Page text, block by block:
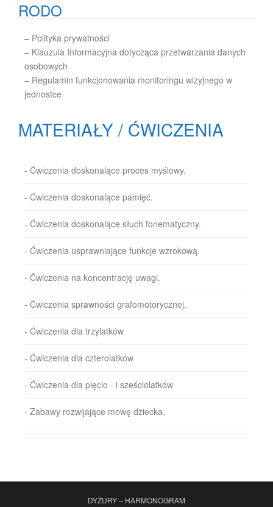
RODO
– Polityka prywatności
– Klauzula Informacyjna dotycząca przetwarzania danych
osobowych
– Regulamin funkcjonowania monitoringu wizyjnego w
jednostce
MATERIAŁY / ĆWICZENIA
- Ćwiczenia doskonalące proces myślowy.
- Ćwiczenia doskonalące pamięć.
- Ćwiczenia doskonalące słuch fonematyczny.
- Ćwiczenia usprawniające funkcje wzrokową.
- Ćwiczenia na koncentrację uwagi.
- Ćwiczenia sprawności grafomotorycznej.
- Ćwiczenia dla trzylatków
- Ćwiczenia dla czterolatków
- Ćwiczenia dla pięcio - i sześciolatków
- Zabawy rozwijające mowę dziecka.
DYŻURY – HARMONOGRAM